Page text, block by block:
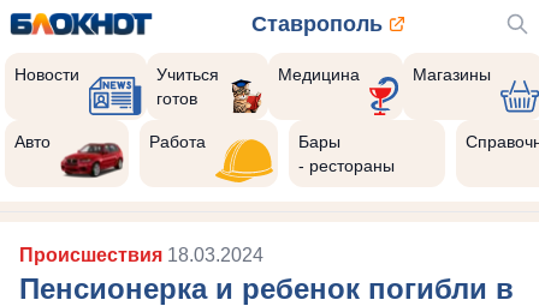
Ставрополь
Новости
Учиться
готов
Медицина Магазины
Авто Работа
Бары
- рестораны
Происшествия 18.03.2024
Пенсионерка и ребенок погибли в